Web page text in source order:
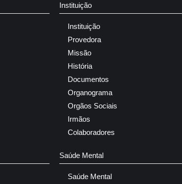
Instituição
Instituição
Provedora
Missão
História
Documentos
Organograma
Orgãos Sociais
Irmãos
Colaboradores
Saúde Mental
Saúde Mental